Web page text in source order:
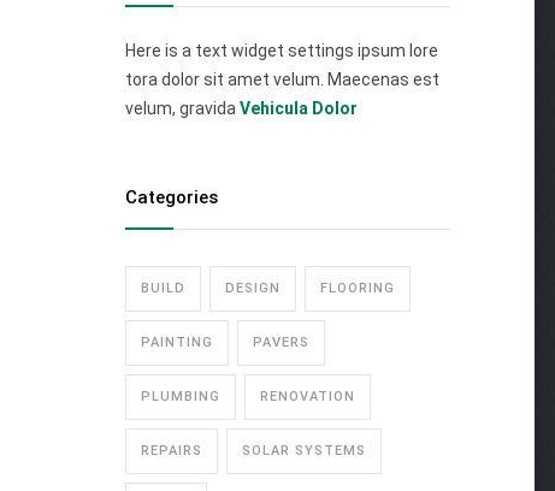
Here is a text widget settings ipsum lore
tora dolor sit amet velum. Maecenas est
velum, gravida Vehicula Dolor
Categories
BUILD DESIGN FLOORING
PAINTING PAVERS
PLUMBING RENOVATION
REPAIRS SOLAR SYSTEMS